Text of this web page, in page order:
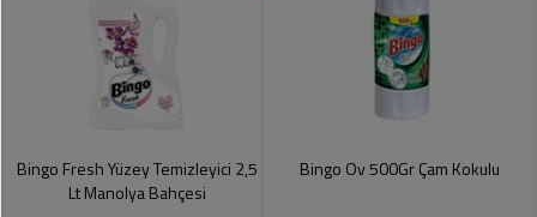
Bingo Fresh Yüzey Temizleyici 2,5
Lt Manolya Bahçesi
Bingo Ov 500Gr Çam Kokulu